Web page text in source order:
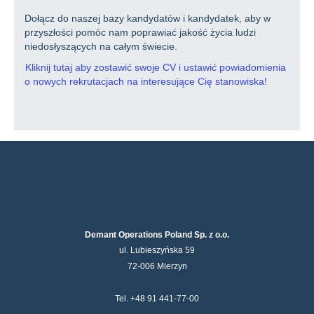
Dołącz do naszej bazy kandydatów i kandydatek, aby w
przyszłości pomóc nam poprawiać jakość życia ludzi
niedosłyszących na całym świecie.
Kliknij tutaj aby zostawić swoje CV i ustawić powiadomienia
o nowych rekrutacjach na interesujące Cię stanowiska!
Demant Operations Poland Sp. z o.o.
ul. Lubieszyńska 59
72-006 Mierzyn
Tel. +48 91 441-77-00